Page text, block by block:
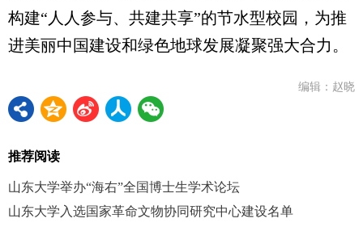
构建“人人参与、共建共享”的节水型校园，为推
进美丽中国建设和绿色地球发展凝聚强大合力。
编辑：赵晓
推荐阅读
山东大学举办“海右”全国博士生学术论坛
山东大学入选国家革命文物协同研究中心建设名单